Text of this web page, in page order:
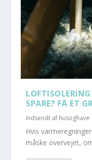
SPARE? FÅ ET
Indsendt af husoghave
Hvis
måske overvejet,